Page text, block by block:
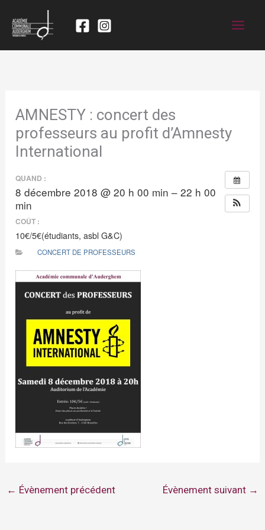
AMNESTY : concert des
professeurs au profit d’Amnesty
International
QUAND :
8 décembre 2018 @ 20 h 00 min – 22 h 00
min
COÛT :
10€/5€(étudiants, asbl G&C)
CONCERT DE PROFESSEURS
← Évènement précédent Évènement suivant →